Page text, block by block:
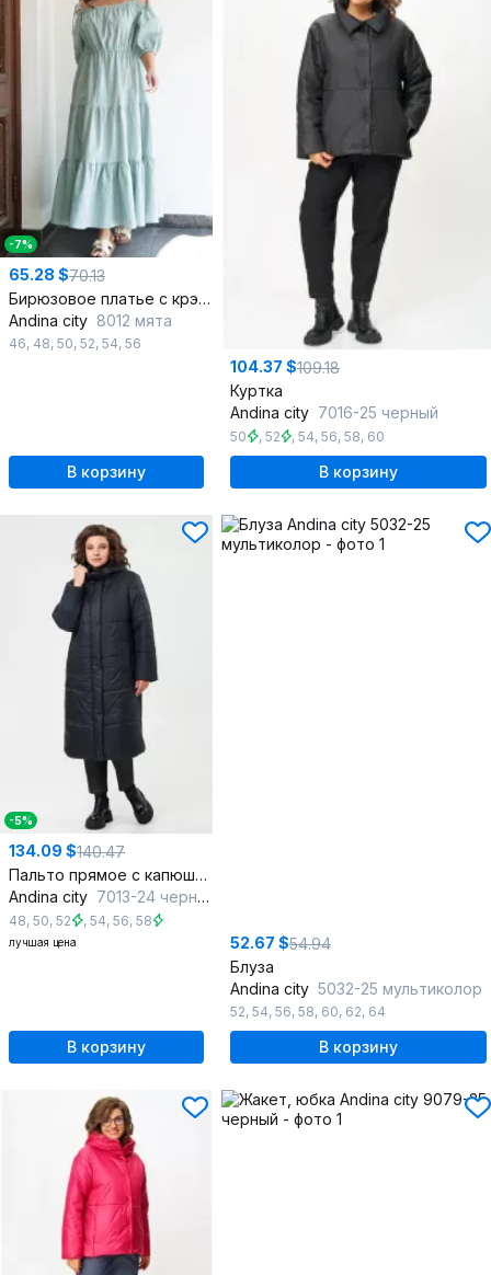
-7%
65.28 $70.13
Бирюзовое платье с крэш-эффектом и открытыми плечами
Andina city 8012 мята
46, 48, 50, 52, 54, 56
В корзину
104.37 $109.18
Куртка
Andina city 7016-25 черный
50 , 52 , 54, 56, 58, 60
В корзину
-5%
134.09 $140.47
Пальто прямое с капюшоном из плащевой ткани
Andina city 7013-24 черный
48, 50, 52 , 54, 56, 58
лучшая цена
В корзину
52.67 $54.94
Блуза
Andina city 5032-25 мультиколор
52, 54, 56, 58, 60, 62, 64
В корзину